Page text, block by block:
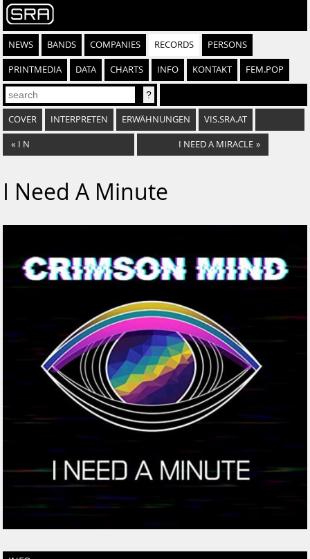
NEWS BANDS COMPANIES RECORDS PERSONS
PRINTMEDIA DATA CHARTS INFO KONTAKT FEM.POP
COVER INTERPRETEN ERWÄHNUNGEN VIS.SRA.AT
« I N I NEED A MIRACLE »
I Need A Minute